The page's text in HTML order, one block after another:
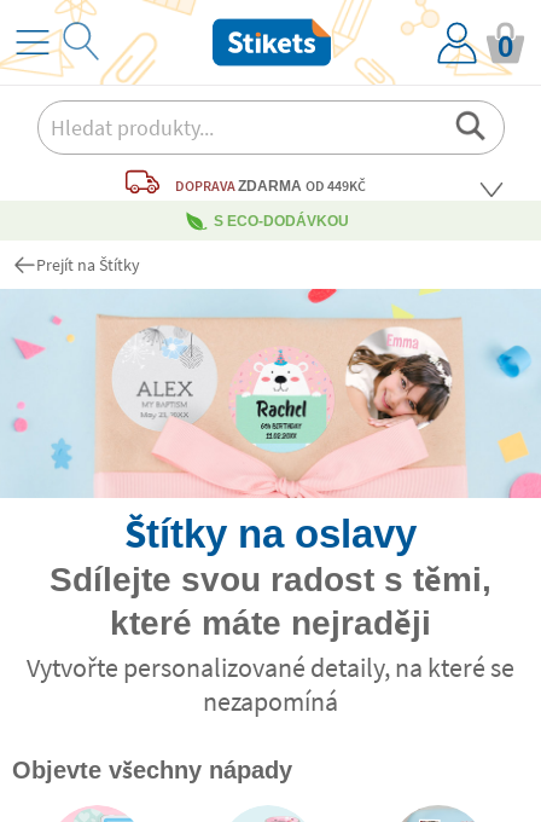
0
DOPRAVAZDARMAOD 449KČ
S ECO-DODÁVKOU
Prejít na Štítky
Štítky na oslavy
Sdílejte svou radost s těmi,
které máte nejraději
Vytvořte personalizované detaily, na které se
nezapomíná
Objevte všechny nápady